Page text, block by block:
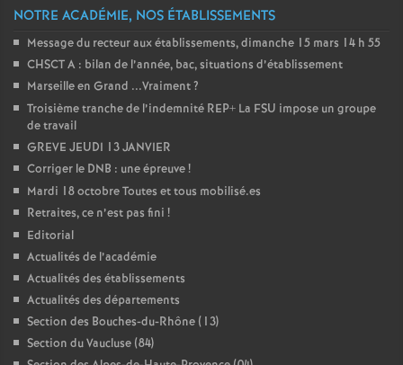
r
é
NOTRE ACADÉMIE, NOS ÉTABLISSEMENTS
Message du recteur aux établissements, dimanche 15 mars 14 h 55
CHSCT A : bilan de l’année, bac, situations d’établissement
Marseille en Grand ...Vraiment?
Troisième tranche de l’indemnité REP+ La FSU impose un groupe
de travail
GREVE JEUDI 13 JANVIER
Corriger le DNB : une épreuve!
Mardi 18 octobre Toutes et tous mobilisé.es
Retraites, ce n’est pas fini !
Editorial
Actualités de l’académie
Actualités des établissements
Actualités des départements
Section des Bouches-du-Rhône (13)
Section du Vaucluse (84)